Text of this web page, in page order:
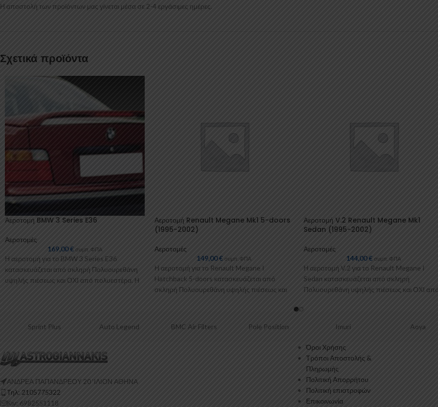
Η αποστολή των προϊόντων μας γίνεται μέσα σε 2-4 εργάσιμες ημέρες.
Σχετικά προϊόντα
Αεροτομή BMW 3 Series E36
Αεροτομές
169,00€ συμπ. ΦΠΑ
Η αεροτομή για το BMW 3 Series E36
κατασκευάζεται από σκληρή Πολυουρεθάνη
υψηλής πιέσεως και ΟΧΙ από πολυεστέρα. Η
Αεροτομή Renault Megane Mk1 5-doors
(1995-2002)
Αεροτομές
149,00€ συμπ. ΦΠΑ
Η αεροτομή για το Renault Megane I
Hatchback 5-doors κατασκευάζεται από
σκληρή Πολυουρεθάνη υψηλής πιέσεως και
Αεροτομή V.2 Renault Megane Mk1
Sedan (1995-2002)
Αεροτομές
144,00€ συμπ. ΦΠΑ
Η αεροτομή V.2 για το Renault Megane I
Sedan κατασκευάζεται από σκληρή
Πολυουρεθάνη υψηλής πιέσεως και ΟΧΙ
Sprint Plus Auto Legend BMC Air Filters Pole Position
ΑΝΔΡΕΑ ΠΑΠΑΝΔΡΕΟΥ 20 ‘ΙΛΙΟΝ ΑΘΗΝΑ
Τηλ: 2105775322
Κιν: 6982551118
Όροι Χρήσης
Τρόποι Αποστολής &
Πληρωμής
Πολιτική Απορρήτου
Πολιτική επιστροφών
Επικοινωνία